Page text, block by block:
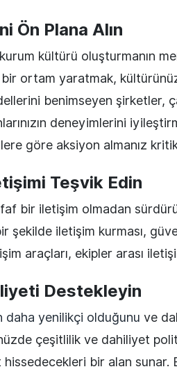
Ön Plana Alın
kültürü oluşturmanın
ortam yaratmak,
benimseyen şirketler,
deneyimlerini
göre aksiyon almanız
Teşvik Edin
bir iletişim olmadan
şekilde iletişim kurması,
araçları, ekipler arası
Destekleyin
daha yenilikçi olduğunu ve
çeşitlilik ve dahiliyet
hissedecekleri bir alan